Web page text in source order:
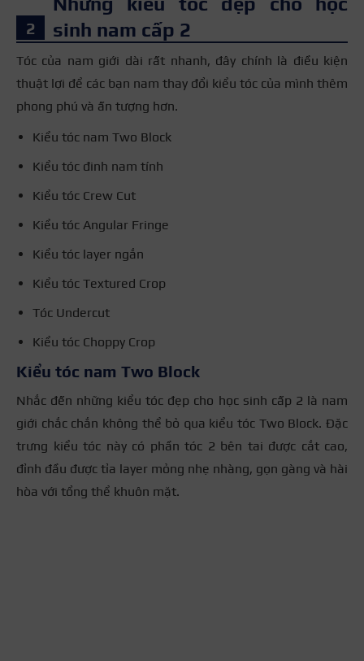
sinh nam cấp 2
Tóc của nam giới dài rất nhanh, đây chính là điều kiện
thuật lợi để các bạn nam thay đổi kiểu tóc của mình thêm
phong phú và ấn tượng hơn.
Kiểu tóc nam Two Block
Kiểu tóc đinh nam tính
Kiểu tóc Crew Cut
Kiểu tóc Angular Fringe
Kiểu tóc layer ngắn
Kiểu tóc Textured Crop
Tóc Undercut
Kiểu tóc Choppy Crop
Kiểu tóc nam Two Block
Nhắc đến những kiểu tóc đẹp cho học sinh cấp 2 là nam
giới chắc chắn không thể bỏ qua kiểu tóc Two Block. Đặc
trưng kiểu tóc này có phần tóc 2 bên tai được cắt cao,
đỉnh đầu được tỉa layer mỏng nhẹ nhàng, gọn gàng và hài
hòa với tổng thể khuôn mặt.